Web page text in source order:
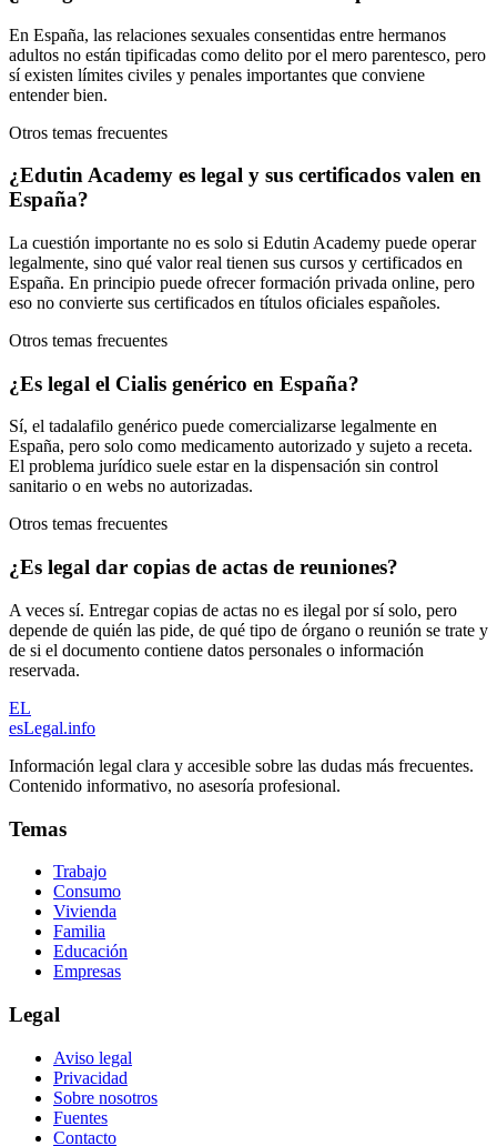
En España, las relaciones sexuales consentidas entre hermanos
adultos no están tipificadas como delito por el mero parentesco, pero
sí existen límites civiles y penales importantes que conviene
entender bien.
Otros temas frecuentes
¿Edutin Academy es legal y sus certificados valen en
España?
La cuestión importante no es solo si Edutin Academy puede operar
legalmente, sino qué valor real tienen sus cursos y certificados en
España. En principio puede ofrecer formación privada online, pero
eso no convierte sus certificados en títulos oficiales españoles.
Otros temas frecuentes
¿Es legal el Cialis genérico en España?
Sí, el tadalafilo genérico puede comercializarse legalmente en
España, pero solo como medicamento autorizado y sujeto a receta.
El problema jurídico suele estar en la dispensación sin control
sanitario o en webs no autorizadas.
Otros temas frecuentes
¿Es legal dar copias de actas de reuniones?
A veces sí. Entregar copias de actas no es ilegal por sí solo, pero
depende de quién las pide, de qué tipo de órgano o reunión se trate y
de si el documento contiene datos personales o información
reservada.
EL
esLegal.info
Información legal clara y accesible sobre las dudas más frecuentes.
Contenido informativo, no asesoría profesional.
Temas
Trabajo
Consumo
Vivienda
Familia
Educación
Empresas
Legal
Aviso legal
Privacidad
Sobre nosotros
Fuentes
Contacto